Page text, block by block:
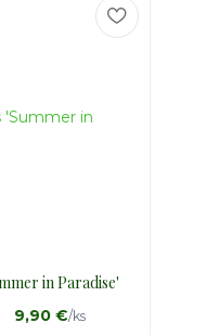
in Paradise'
9,90 €/ks